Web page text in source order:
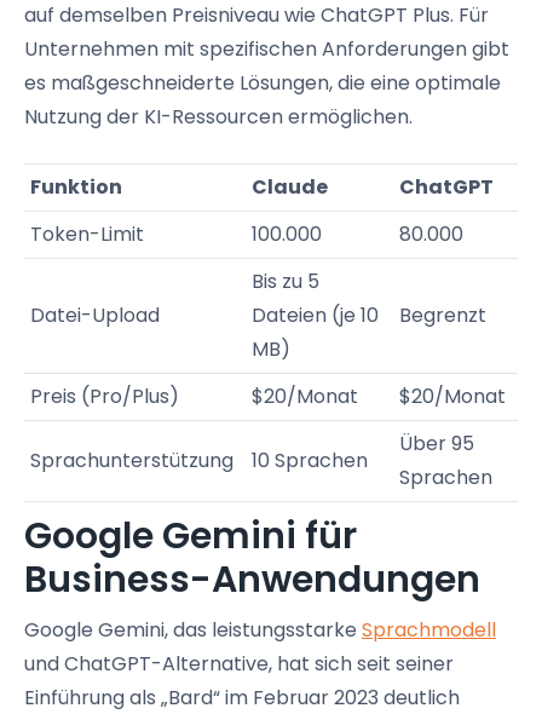
auf demselben Preisniveau wie ChatGPT Plus. Für
Unternehmen mit spezifischen Anforderungen gibt
es maßgeschneiderte Lösungen, die eine optimale
Nutzung der KI-Ressourcen ermöglichen.
Funktion Claude
ChatGPT
Token-Limit
100.000 80.000
Datei-Upload
Bis zu 5
Dateien (je 10
MB)
Begrenzt
Preis (Pro/Plus) $20/Monat $20/Monat
Sprachunterstützung 10 Sprachen
Über 95
Sprachen
Google Gemini für
Business-Anwendungen
Google Gemini, das leistungsstarke Sprachmodell
und ChatGPT-Alternative, hat sich seit seiner
Einführung als „Bard“ im Februar 2023 deutlich